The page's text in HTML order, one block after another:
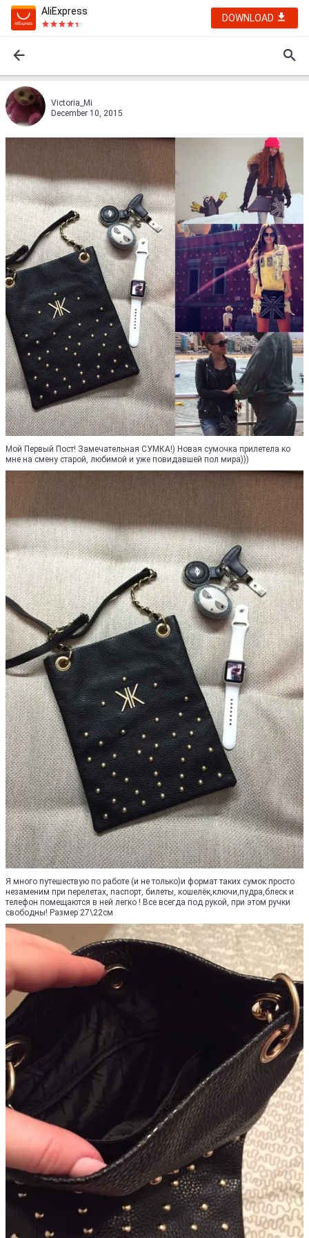
AliExpress
DOWNLOAD
Victoria_Mi
December 10, 2015
Мой Первый Пост! Замечательная СУМКА!) Новая сумочка прилетела ко
мне на смену старой, любимой и уже повидавшей пол мира)))
Я много путешествую по работе (и не только)и формат таких сумок просто
незаменим при перелетах, паспорт, билеты, кошелёк,ключи,пудра,блеск и
телефон помещаются в ней легко ! Все всегда под рукой, при этом ручки
свободны! Размер 27\22см